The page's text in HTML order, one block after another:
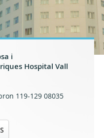
i
Hospital Vall
119-129 08035